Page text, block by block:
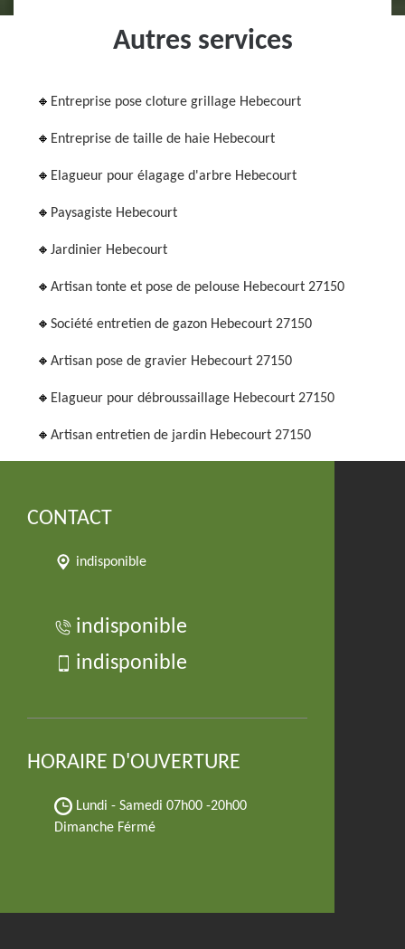
Autres services
Entreprise pose cloture grillage Hebecourt
Entreprise de taille de haie Hebecourt
Elagueur pour élagage d'arbre Hebecourt
Paysagiste Hebecourt
Jardinier Hebecourt
Artisan tonte et pose de pelouse Hebecourt 27150
Société entretien de gazon Hebecourt 27150
Artisan pose de gravier Hebecourt 27150
Elagueur pour débroussaillage Hebecourt 27150
Artisan entretien de jardin Hebecourt 27150
CONTACT
indisponible
indisponible
indisponible
HORAIRE D'OUVERTURE
Lundi - Samedi 07h00 -20h00
Dimanche Férmé